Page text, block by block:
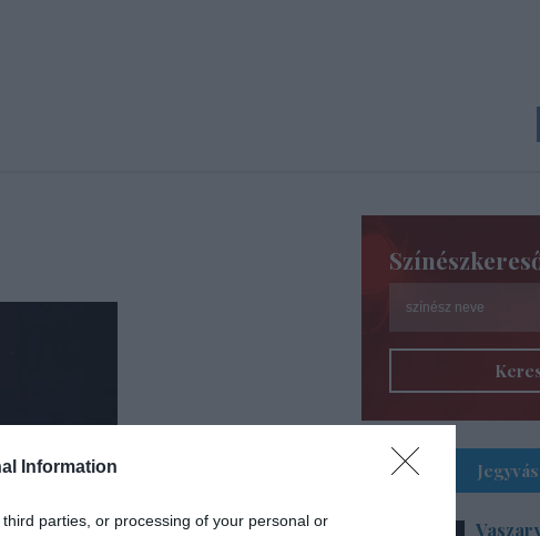
Information
parties, or processing of your personal or